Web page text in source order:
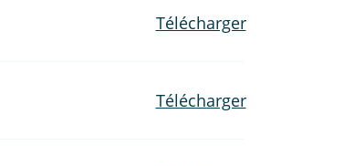
Télécharger
Télécharger